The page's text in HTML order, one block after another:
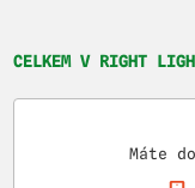
CELKEM V RIGHT
Máte